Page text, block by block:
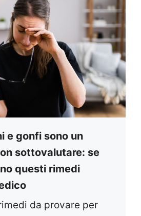
e gonfi sono un
sottovalutare: se
questi rimedi
da provare per